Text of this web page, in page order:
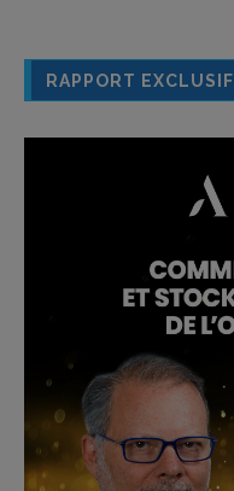
RAPPORT EXCLUSIF